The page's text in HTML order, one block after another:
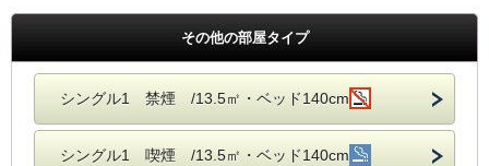
その他の部屋タイプ
シングル1 禁煙 /13.5㎡・ベッド140cm
シングル1 喫煙 /13.5㎡・ベッド140cm